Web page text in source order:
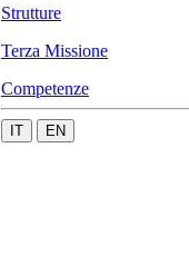
Strutture
Terza Missione
Competenze
IT EN